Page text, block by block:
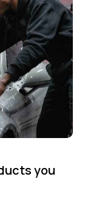
you